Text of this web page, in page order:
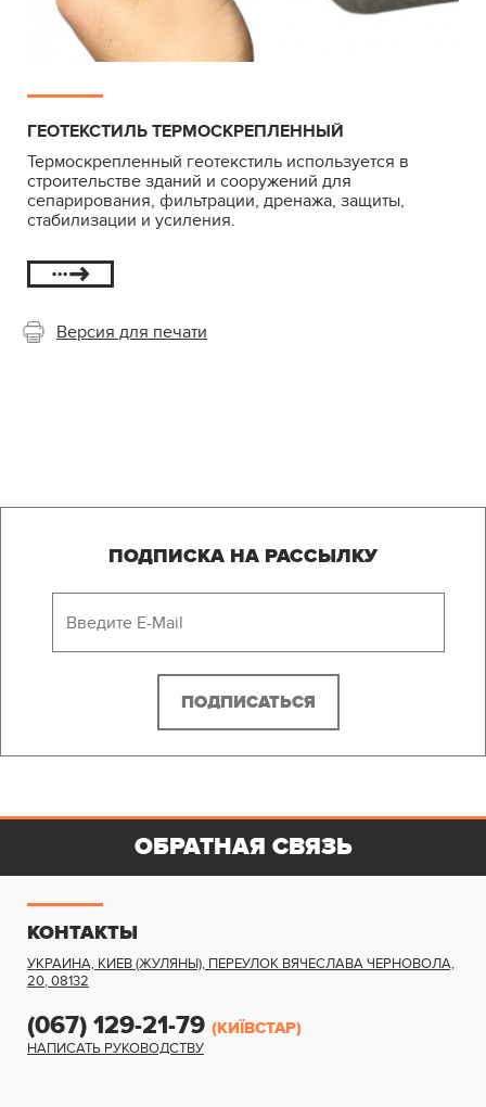
ГЕОТЕКСТИЛЬ ТЕРМОСКРЕПЛЕННЫЙ
Термоскрепленный геотекстиль используется в
строительстве зданий и сооружений для
сепарирования, фильтрации, дренажа, защиты,
стабилизации и усиления.
Версия для печати
ПОДПИСКА НА РАССЫЛКУ
КОНТАКТЫ
УКРАИНА, КИЕВ (ЖУЛЯНЫ), ПЕРЕУЛОК ВЯЧЕСЛАВА ЧЕРНОВОЛА,
20,08132
(067) 129-21-79 (КИЇВСТАР)
НАПИСАТЬ РУКОВОДСТВУ
ОБРАТНАЯ СВЯЗЬ